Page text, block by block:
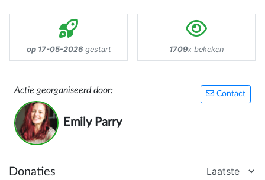
op 17-05-2026gestart 1709x bekeken
Contact
Actie georganiseerd door:
Emily Parry
Donaties